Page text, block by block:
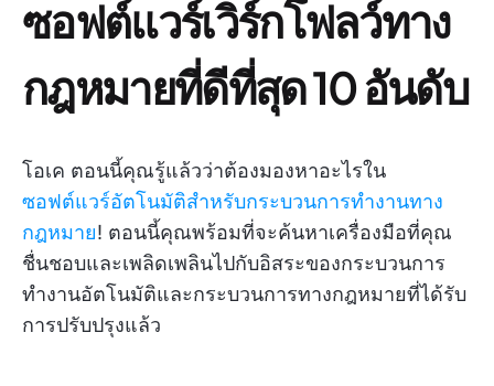
ซอฟต์แวร์เวิร์กโฟลว์ทาง
กฎหมายที่ดีที่สุด 10 อันดับ
โอเค ตอนนี้คุณรู้แล้วว่าต้องมองหาอะไรใน
ซอฟต์แวร์อัตโนมัติสำหรับกระบวนการทำงานทาง
กฎหมาย! ตอนนี้คุณพร้อมที่จะค้นหาเครื่องมือที่คุณ
ชื่นชอบและเพลิดเพลินไปกับอิสระของกระบวนการ
ทำงานอัตโนมัติและกระบวนการทางกฎหมายที่ได้รับ
การปรับปรุงแล้ว